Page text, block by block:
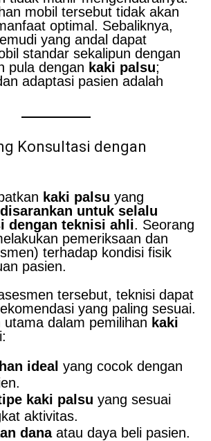
mobil tersebut tidak akan
optimal. Sebaliknya,
yang andal dapat
standar sekalipun dengan
pula dengan kaki palsu;
adaptasi pasien adalah
Konsultasi dengan
kaki palsu yang
untuk selalu
dengan teknisi ahli. Seorang
pemeriksaan dan
terhadap kondisi fisik
pasien.
tersebut, teknisi dapat
yang paling sesuai.
utama dalam pemilihan kaki
ideal yang cocok dengan
kaki palsu yang sesuai
aktivitas.
danaatau daya beli pasien.